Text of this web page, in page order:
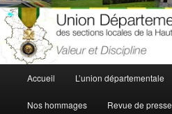
principal
Accueil L’union départementale
Nos hommages Revue de presse